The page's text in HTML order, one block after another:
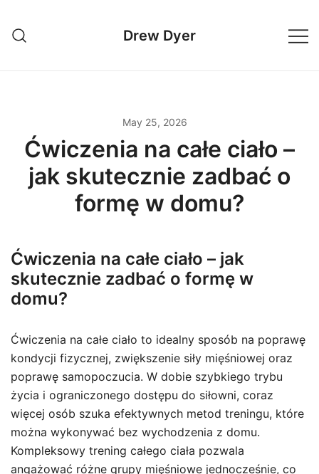
content
Drew Dyer
May 25, 2026
Ćwiczenia na całe ciało –
jak skutecznie zadbać o
formę w domu?
Ćwiczenia na całe ciało – jak
skutecznie zadbać o formę w
domu?
Ćwiczenia na całe ciało to idealny sposób na poprawę
kondycji fizycznej, zwiększenie siły mięśniowej oraz
poprawę samopoczucia. W dobie szybkiego trybu
życia i ograniczonego dostępu do siłowni, coraz
więcej osób szuka efektywnych metod treningu, które
można wykonywać bez wychodzenia z domu.
Kompleksowy trening całego ciała pozwala
angażować różne grupy mięśniowe jednocześnie, co